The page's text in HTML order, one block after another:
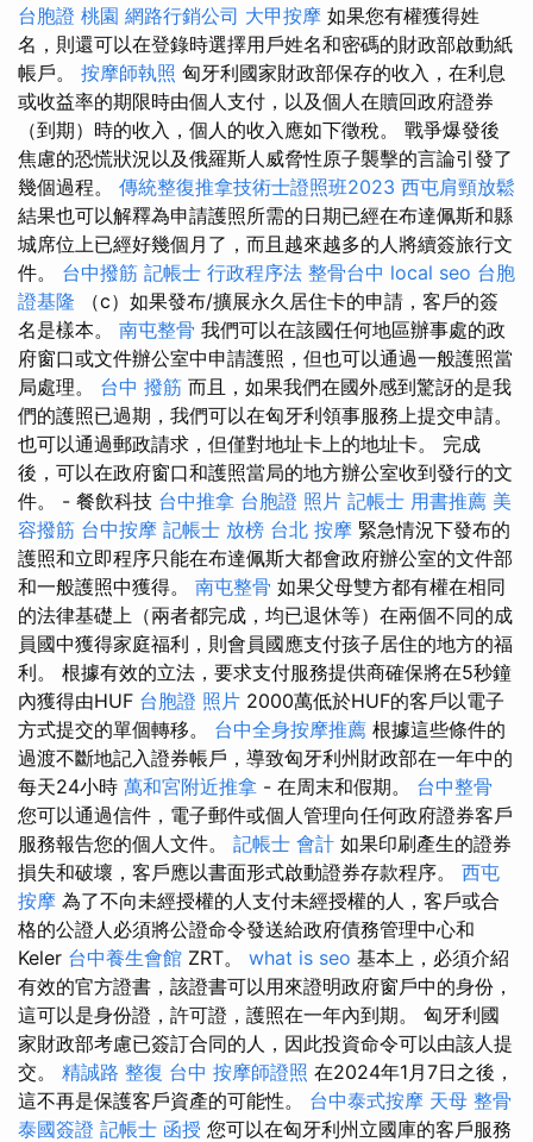
台胞證 桃園 網路行銷公司 大甲按摩 如果您有權獲得姓
名，則還可以在登錄時選擇用戶姓名和密碼的財政部啟動紙
帳戶。 按摩師執照 匈牙利國家財政部保存的收入，在利息
或收益率的期限時由個人支付，以及個人在贖回政府證券
（到期）時的收入，個人的收入應如下徵稅。 戰爭爆發後
焦慮的恐慌狀況以及俄羅斯人威脅性原子襲擊的言論引發了
幾個過程。 傳統整復推拿技術士證照班2023 西屯肩頸放鬆
結果也可以解釋為申請護照所需的日期已經在布達佩斯和縣
城席位上已經好幾個月了，而且越來越多的人將續簽旅行文
件。 台中撥筋 記帳士 行政程序法 整骨台中 local seo 台胞
證基隆 （c）如果發布/擴展永久居住卡的申請，客戶的簽
名是樣本。 南屯整骨 我們可以在該國任何地區辦事處的政
府窗口或文件辦公室中申請護照，但也可以通過一般護照當
局處理。 台中 撥筋 而且，如果我們在國外感到驚訝的是我
們的護照已過期，我們可以在匈牙利領事服務上提交申請。
也可以通過郵政請求，但僅對地址卡上的地址卡。 完成
後，可以在政府窗口和護照當局的地方辦公室收到發行的文
件。 - 餐飲科技 台中推拿 台胞證 照片 記帳士 用書推薦 美
容撥筋 台中按摩 記帳士 放榜 台北 按摩 緊急情況下發布的
護照和立即程序只能在布達佩斯大都會政府辦公室的文件部
和一般護照中獲得。 南屯整骨 如果父母雙方都有權在相同
的法律基礎上（兩者都完成，均已退休等）在兩個不同的成
員國中獲得家庭福利，則會員國應支付孩子居住的地方的福
利。 根據有效的立法，要求支付服務提供商確保將在5秒鐘
內獲得由HUF 台胞證 照片 2000萬低於HUF的客戶以電子
方式提交的單個轉移。 台中全身按摩推薦 根據這些條件的
過渡不斷地記入證券帳戶，導致匈牙利州財政部在一年中的
每天24小時 萬和宮附近推拿 - 在周末和假期。 台中整骨
您可以通過信件，電子郵件或個人管理向任何政府證券客戶
服務報告您的個人文件。 記帳士 會計 如果印刷產生的證券
損失和破壞，客戶應以書面形式啟動證券存款程序。 西屯
按摩 為了不向未經授權的人支付未經授權的人，客戶或合
格的公證人必須將公證命令發送給政府債務管理中心和
Keler 台中養生會館 ZRT。 what is seo 基本上，必須介紹
有效的官方證書，該證書可以用來證明政府窗戶中的身份，
這可以是身份證，許可證，護照在一年內到期。 匈牙利國
家財政部考慮已簽訂合同的人，因此投資命令可以由該人提
交。 精誠路 整復 台中 按摩師證照 在2024年1月7日之後，
這不再是保護客戶資產的可能性。 台中泰式按摩 天母 整骨
泰國簽證 記帳士 函授 您可以在匈牙利州立國庫的客戶服務